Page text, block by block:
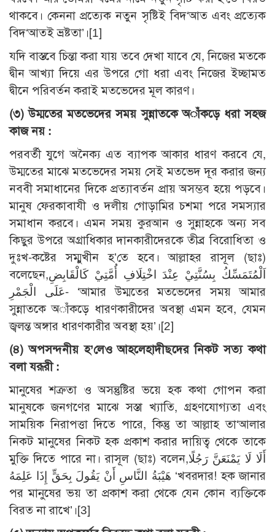
থাকবে। কেননা প্রত্যেক নতুন সৃষ্টিই বিদ‘আত এবং প্রত্যেক
বিদ‘আতই ভ্রষ্টতা’।[1]
যদি বাস্তবে চিন্তা করা যায় তবে দেখা যাবে যে, নিজের মতকে
দ্বীন আখ্যা দিয়ে এর উপরে গো ধরা এবং নিজের ইচ্ছামত
দ্বীনে পরিবর্তন করাই মতভেদের মূল কারণ।
(৩) উম্মতের মতভেদের সময় সুন্নাতকে অাঁকড়ে ধরা সহজ
কাজ নয় :
পরবর্তী যুগে অনৈক্য এত ব্যাপক আকার ধারণ করবে যে,
উম্মতের মাঝে মতভেদের সময় সেই মতভেদ দূর করার জন্য
নববী সমাধানের দিকে প্রত্যাবর্তন প্রায় অসম্ভব হয়ে পড়বে।
মানুষ ফেরকাবাযী ও দলীয় গোড়ামির চশমা পরে সমস্যার
সমাধান করবে। এমন সময় কুরআন ও সুন্নাহকে অন্য সব
কিছুর উপরে অগ্রাধিকার দানকারীদেরকে তীব্র বিরোধিতা ও
দুঃখ-কষ্টের সম্মুখীন হ’তে হবে। আল্লাহর রাসূল (ছাঃ)
বলেছেন,اَلْمُتَمَسِّكُ بِسُنَّتِيْ عِنْدَ اخْتِلَافِ أُمَّتِيْ كَالْقَابِضِ
عَلَى الْجَمْرِ- ‘আমার উম্মতের মতভেদের সময় আমার
সুন্নাতকে অাঁকড়ে ধারণকারীদের অবস্থা এমন হবে, যেমন
জ্বলন্ত অঙ্গার ধারণকারীর অবস্থা হয়’।[2]
(৪) অপসন্দনীয় হ’লেও আহলেহাদীছদের নিকট সত্য কথা
বলা যরূরী :
মানুষের শত্রুতা ও অসন্তুষ্টির ভয়ে হক কথা গোপন করা
মানুষকে জনগণের মাঝে সস্তা খ্যাতি, গ্রহণযোগ্যতা এবং
সাময়িক নিরাপত্তা দিতে পারে, কিন্তু তা আল্লাহ তা‘আলার
নিকট মানুষের নিকট হক প্রকাশ করার দায়িত্ব থেকে তাকে
মুক্তি দিতে পারে না। রাসূল (ছাঃ) বলেন,أَلَا لَا يَمْنَعَنَّ رَجُلًا
هَيْبَةُ النَّاسِ أَنْ يَقُولَ بِحَقٍّ إِذَا عَلِمَهُ ‘খবরদার! হক জানার
পর মানুষের ভয় তা প্রকাশ করা থেকে যেন কোন ব্যক্তিকে
বিরত না রাখে’।[3]